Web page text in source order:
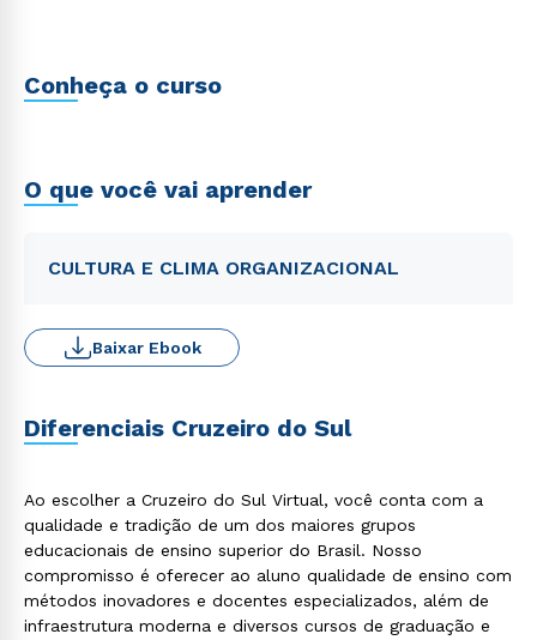
Conheça o curso
O que você vai aprender
CULTURA E CLIMA ORGANIZACIONAL
Baixar Ebook
Diferenciais Cruzeiro do Sul
Ao escolher a Cruzeiro do Sul Virtual, você conta com a
qualidade e tradição de um dos maiores grupos
educacionais de ensino superior do Brasil. Nosso
compromisso é oferecer ao aluno qualidade de ensino com
métodos inovadores e docentes especializados, além de
infraestrutura moderna e diversos cursos de graduação e